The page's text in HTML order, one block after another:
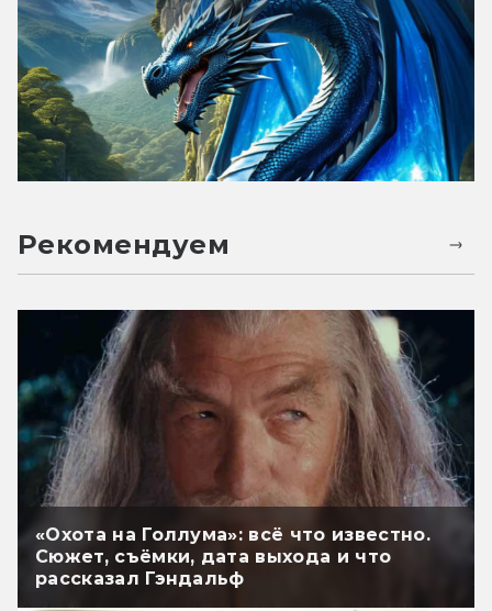
Рекомендуем
«Охота на Голлума»: всё что известно.
Сюжет, съёмки, дата выхода и что
рассказал Гэндальф